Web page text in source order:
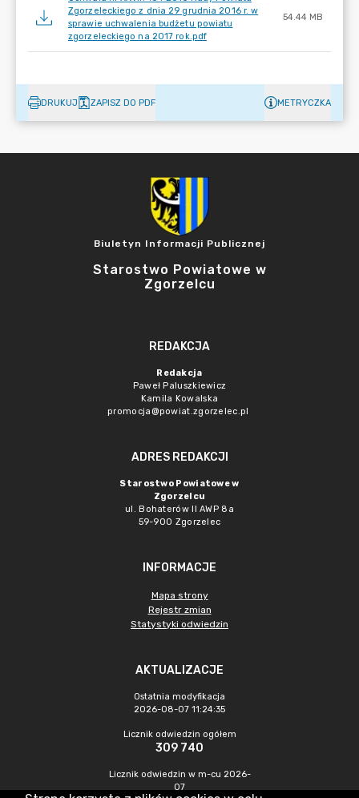
Zgorzeleckiego z dnia 29 grudnia 2016 r. w
sprawie uchwalenia budżetu powiatu
zgorzeleckiego na 2017 rok.pdf
54.44 MB
DRUKUJ ZAPISZ DO PDF METRYCZKA
Biuletyn Informacji Publicznej
Starostwo Powiatowe w
Zgorzelcu
REDAKCJA
Redakcja
Paweł Paluszkiewicz
Kamila Kowalska
promocja@powiat.zgorzelec.pl
ADRES REDAKCJI
Starostwo Powiatowe w
Zgorzelcu
ul. Bohaterów II AWP 8a
59-900 Zgorzelec
INFORMACJE
Mapa strony
Rejestr zmian
Statystyki odwiedzin
AKTUALIZACJE
Ostatnia modyfikacja
2026-08-07 11:24:35
Licznik odwiedzin ogółem
309 740
Licznik odwiedzin w m-cu 2026-
07